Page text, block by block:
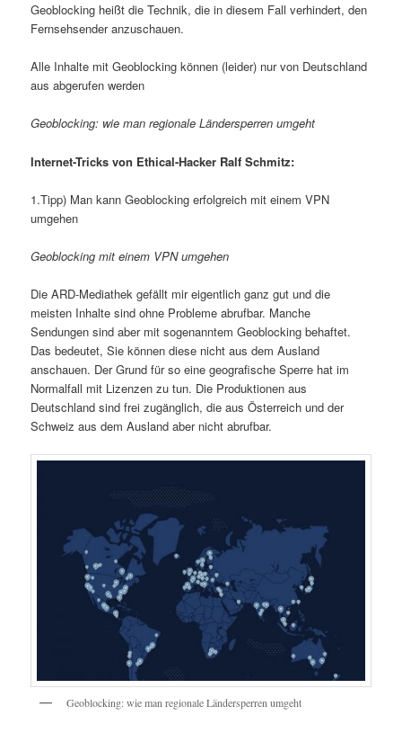
Geoblocking heißt die Technik, die in diesem Fall verhindert, den
Fernsehsender anzuschauen.
Alle Inhalte mit Geoblocking können (leider) nur von Deutschland
aus abgerufen werden
Geoblocking: wie man regionale Ländersperren umgeht
Internet-Tricks von Ethical-Hacker Ralf Schmitz:
1.Tipp) Man kann Geoblocking erfolgreich mit einem VPN
umgehen
Geoblocking mit einem VPN umgehen
Die ARD-Mediathek gefällt mir eigentlich ganz gut und die
meisten Inhalte sind ohne Probleme abrufbar. Manche
Sendungen sind aber mit sogenanntem Geoblocking behaftet.
Das bedeutet, Sie können diese nicht aus dem Ausland
anschauen. Der Grund für so eine geografische Sperre hat im
Normalfall mit Lizenzen zu tun. Die Produktionen aus
Deutschland sind frei zugänglich, die aus Österreich und der
Schweiz aus dem Ausland aber nicht abrufbar.
Geoblocking: wie man regionale Ländersperren umgeht